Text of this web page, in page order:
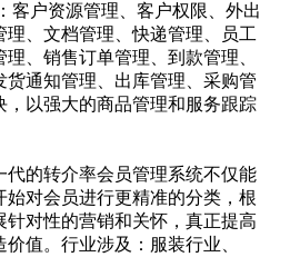
户资源管理、客户权限、外出
、文档管理、快递管理、员工
、销售订单管理、到款管理、
货通知管理、出库管理、采购管
，以强大的商品管理和服务跟踪
的转介率会员管理系统不仅能
始对会员进行更精准的分类，根
对性的营销和关怀，真正提高
值。行业涉及：服装行业、